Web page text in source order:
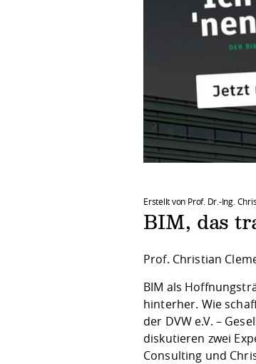
Erstellt von Prof. Dr.-Ing.
BIM, das
Prof. Christian
BIM als
hinterher. Wie
der DVW e.V. –
diskutieren zwei
Consulting und